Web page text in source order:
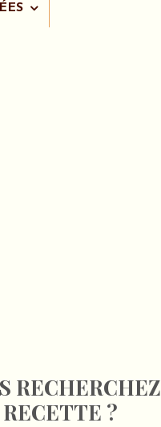
RECHERCHEZ
?